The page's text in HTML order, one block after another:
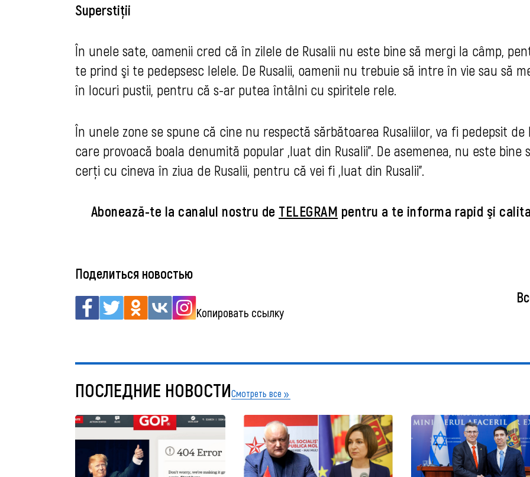
Superstiții
În unele sate, oamenii cred că în zilele de Rusalii nu este bine să mergi la câmp,
te prind şi te pedepsesc Ielele. De Rusalii, oamenii nu trebuie să intre în vie sau să
în locuri pustii, pentru că s-ar putea întâlni cu spiritele rele.
În unele zone se spune că cine nu respectă sărbătoarea Rusaliilor, va fi pedepsit de
care provoacă boala denumită popular „luat din Rusalii”. De asemenea, nu este bine
cerţi cu cineva în ziua de Rusalii, pentru că vei fi „luat din Rusalii”.
Abonează-te la canalul nostru de TELEGRAM pentru a te informa rapid şi
Поделиться новостью
Копировать ссылку
ПОСЛЕДНИЕ НОВОСТИСмотреть все